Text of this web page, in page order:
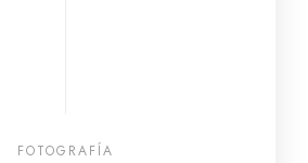
FOTOGRAFÍA